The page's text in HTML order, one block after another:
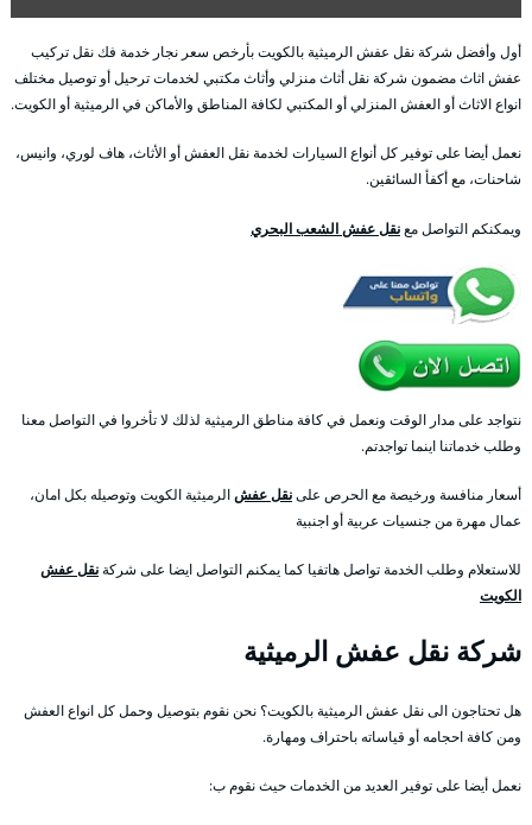
أول وأفضل شركة نقل عفش الرميثية بالكويت بأرخص سعر نجار خدمة فك نقل تركيب
عفش اثاث مضمون شركة نقل أثاث منزلي وأثاث مكتبي لخدمات ترحيل أو توصيل مختلف
انواع الاثاث أو العفش المنزلي أو المكتبي لكافة المناطق والأماكن في الرميثية أو الكويت.
نعمل أيضا على توفير كل أنواع السيارات لخدمة نقل العفش أو الأثاث، هاف لوري، وانيس،
شاحنات، مع أكفأ السائقين.
ويمكنكم التواصل معنقل عفش الشعب البحري
نتواجد على مدار الوقت ونعمل في كافة مناطق الرميثية لذلك لا تأخروا في التواصل معنا
وطلب خدماتنا اينما تواجدتم.
أسعار منافسة ورخيصة مع الحرص علىنقل عفشالرميثية الكويت وتوصيله بكل امان،
عمال مهرة من جنسيات عربية أو اجنبية
للاستعلام وطلب الخدمة تواصل هاتفيا كما يمكنم التواصل ايضا على شركةنقل عفش
الكويت
شركة نقل عفش الرميثية
هل تحتاجون الى نقل عفش الرميثية بالكويت؟ نحن نقوم بتوصيل وحمل كل انواع العفش
ومن كافة احجامه أو قياساته باحتراف ومهارة.
نعمل أيضا على توفير العديد من الخدمات حيث نقوم ب: